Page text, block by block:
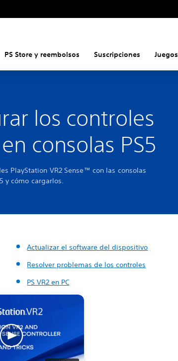
PS Store y reembolsos Suscripciones Juegos
los controles
consolas PS5
PlayStation VR2 Sense™ con las consolas
y cómo cargarlos.
Actualizar el software del dispositivo
Resolver problemas de los controles
PS VR2 en PC